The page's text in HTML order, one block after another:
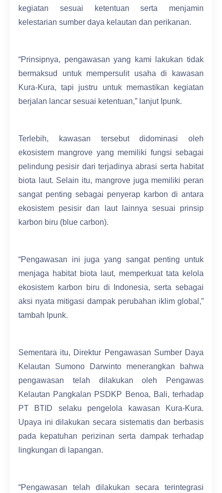
kegiatan sesuai ketentuan serta menjamin
kelestarian sumber daya kelautan dan perikanan.
“Prinsipnya, pengawasan yang kami lakukan tidak
bermaksud untuk mempersulit usaha di kawasan
Kura-Kura, tapi justru untuk memastikan kegiatan
berjalan lancar sesuai ketentuan,” lanjut Ipunk.
Terlebih, kawasan tersebut didominasi oleh
ekosistem mangrove yang memiliki fungsi sebagai
pelindung pesisir dari terjadinya abrasi serta habitat
biota laut. Selain itu, mangrove juga memiliki peran
sangat penting sebagai penyerap karbon di antara
ekosistem pesisir dan laut lainnya sesuai prinsip
karbon biru (blue carbon).
“Pengawasan ini juga yang sangat penting untuk
menjaga habitat biota laut, memperkuat tata kelola
ekosistem karbon biru di Indonesia, serta sebagai
aksi nyata mitigasi dampak perubahan iklim global,”
tambah Ipunk.
Sementara itu, Direktur Pengawasan Sumber Daya
Kelautan Sumono Darwinto menerangkan bahwa
pengawasan telah dilakukan oleh Pengawas
Kelautan Pangkalan PSDKP Benoa, Bali, terhadap
PT BTID selaku pengelola kawasan Kura-Kura.
Upaya ini dilakukan secara sistematis dan berbasis
pada kepatuhan perizinan serta dampak terhadap
lingkungan di lapangan.
“Pengawasan telah dilakukan secara terintegrasi